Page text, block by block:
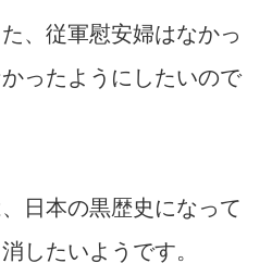
、従軍慰安婦はなかっ
ったようにしたいので
日本の黒歴史になって
したいようです。